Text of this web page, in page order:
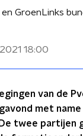
18:00
van de
met
twee partijen